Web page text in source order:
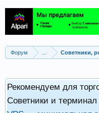
Форум Советники,
Рекомендуем для
Советники и